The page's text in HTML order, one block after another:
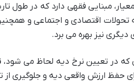
مبنایی فقهی دارد که در طول
تحولات اقتصادی و اجتماعی و
دیگری نیز بهره می برد.
در تعیین نرخ دیه لحاظ می شود،
ارزش واقعی دیه و جلوگیری از